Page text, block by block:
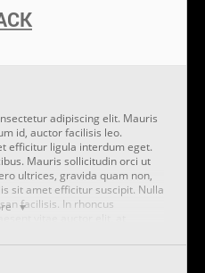
adipiscing elit. Mauris
id, auctor facilisis leo.
efficitur ligula interdum eget.
Mauris sollicitudin orci ut
ultrices, gravida quam non,
sit amet efficitur suscipit. Nulla
facilisis. In rhoncus
eu augue aliquet efficitur.